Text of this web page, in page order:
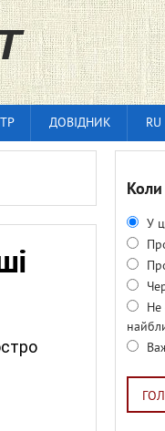
ДОВІДНИК RU
Коли
У
Не